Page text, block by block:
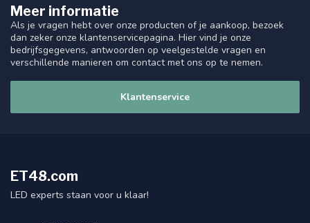
Meer informatie
Als je vragen hebt over onze producten of je aankoop, bezoek
dan zeker onze klantenservicepagina. Hier vind je onze
bedrijfsgegevens, antwoorden op veelgestelde vragen en
verschillende manieren om contact met ons op te nemen.
Klantenservice
ET48.com
LED experts staan voor u klaar!